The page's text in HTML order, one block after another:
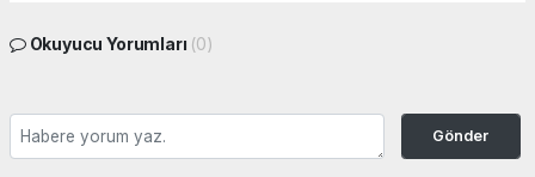
Okuyucu Yorumları (0)
Gönder